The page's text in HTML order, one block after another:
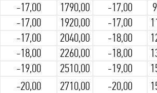
-17,00 1790,00 -17,00
-17,00 1920,00 -17,00
-17,00 2040,00 -18,00
-18,00 2260,00 -18,00
-19,00 2510,00 -19,00
-20,00 2710,00 -20,00